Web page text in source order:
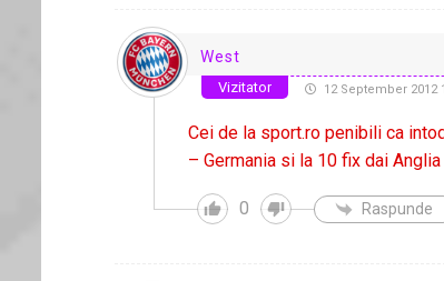
West
Vizitator 12 September 2012
Cei de la sport.ro penibili ca
– Germania si la 10 fix dai
0 Raspunde